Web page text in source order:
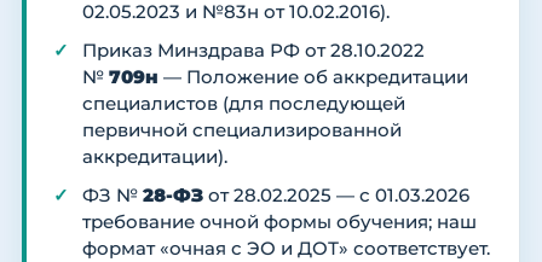
02.05.2023 и №83н от 10.02.2016).
Приказ Минздрава РФ от 28.10.2022
№ 709н — Положение об аккредитации
специалистов (для последующей
первичной специализированной
аккредитации).
ФЗ № 28-ФЗ от 28.02.2025 — с 01.03.2026
требование очной формы обучения; наш
формат «очная с ЭО и ДОТ» соответствует.